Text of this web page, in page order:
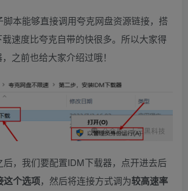
本能够直接调用夸克网盘资源链接，搭
速度比夸克自带的快很多。所以大家得
之前也给大家介绍过哦！
，我们要配置IDM下载器，点开进去后
这个选项，然后将连接方式调为较高速率